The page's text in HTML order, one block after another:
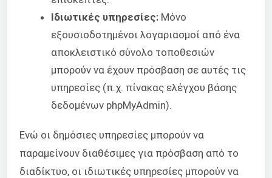
Ιδιωτικές υπηρεσίες: Μόνο
εξουσιοδοτημένοι λογαριασμοί από ένα
αποκλειστικό σύνολο τοποθεσιών
μπορούν να έχουν πρόσβαση σε αυτές τις
υπηρεσίες (π.χ. πίνακας ελέγχου βάσης
δεδομένων phpMyAdmin).
Ενώ οι δημόσιες υπηρεσίες μπορούν να
παραμείνουν διαθέσιμες για πρόσβαση από το
διαδίκτυο, οι ιδιωτικές υπηρεσίες μπορούν να